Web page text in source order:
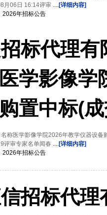
月06日 16:14评审
[详细内容]
2026年招标公告
标代理有
学影像学
置中标(
称医学影像学院2026年教学仪器设备
评审专家名单闻春 ....[详细内容]
2026年招标公告
招标代理